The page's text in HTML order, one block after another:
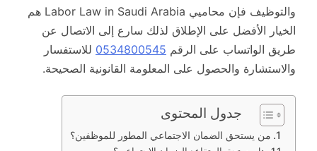
والتوظيف فإن محاميي Labor Law in Saudi Arabia هم
الخيار الأفضل على الإطلاق لذلك سارع إلى الاتصال عن
طريق الواتساب على الرقم 0534800545 للاستفسار
والاستشارة والحصول على المعلومة القانونية الصحيحة.
جدول المحتوى
من يستحق الضمان الاجتماعي المطور للموظفين؟